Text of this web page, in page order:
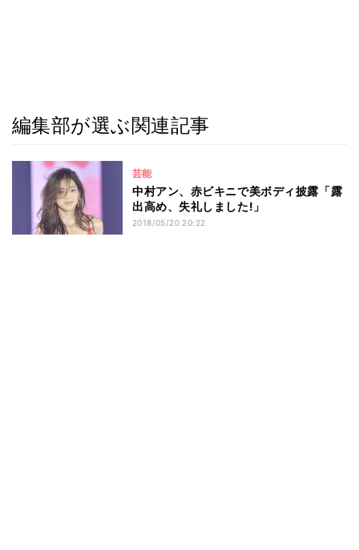
編集部が選ぶ関連記事
芸能
中村アン、赤ビキニで美ボディ披露「露
出高め、失礼しました!」
2018/05/20 20:22